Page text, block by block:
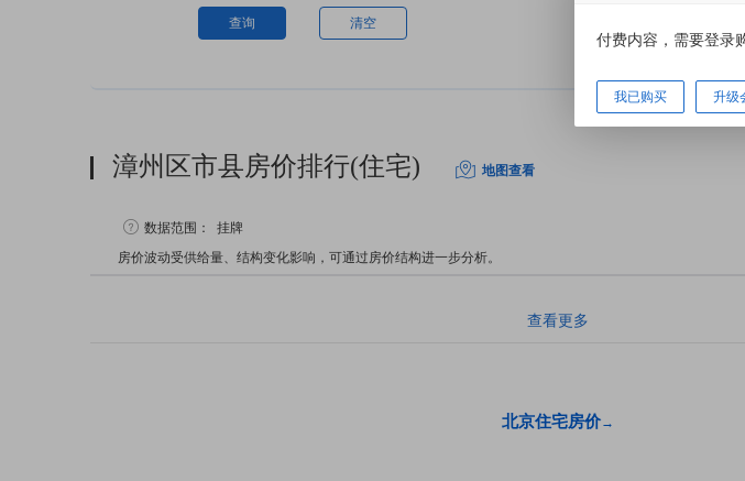
查询 清空
漳州区市县房价排行(住宅) 地图查看
数据范围：
挂牌
房价波动受供给量、结构变化影响，可通过房价结构进一步分析。
查看更多
北京住宅房价→
付费内容，需要登录
我已购买 升级